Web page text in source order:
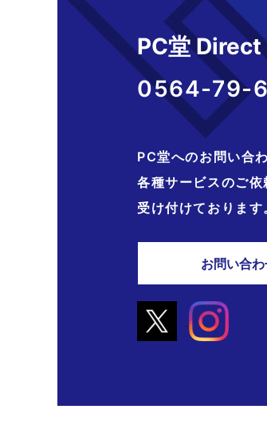
PC堂 Direct
0564-79-
PC堂へのお問い合わ
各種サービスのご
受け付けております
お問い合